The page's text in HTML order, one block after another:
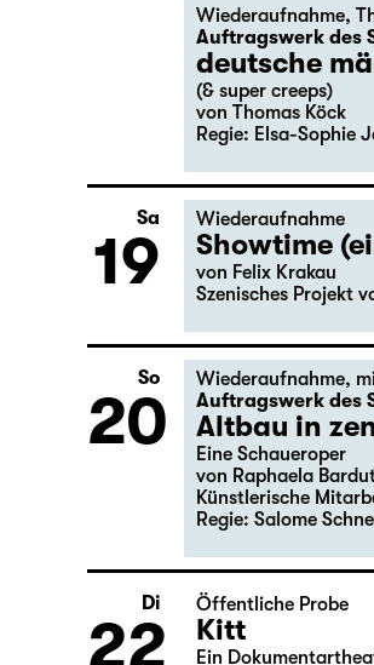
Wiederaufnahme,
Auftragswerk des
deutsche
(& super creeps)
von Thomas Köck
Regie: Elsa-Sophie
Sa
19
Wiederaufnahme
Showtime
von Felix Krakau
Szenisches Projekt
So
20
Wiederaufnahme,
Auftragswerk des
Altbau in
Eine Schaueroper
von Raphaela
Künstlerische
Regie: Salome
Di
22
Öffentliche Probe
Kitt
Ein